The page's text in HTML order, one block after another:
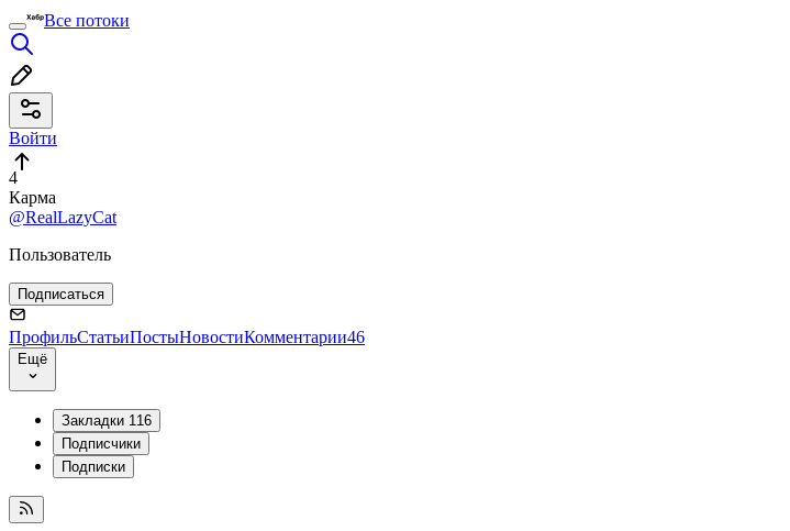
Все потоки
Войти
4
Карма
@RealLazyCat
Пользователь
Подписаться
ПрофильСтатьиПостыНовостиКомментарии46
Ещё
Закладки 116
Подписчики
Подписки